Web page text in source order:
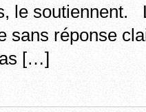
le soutiennent.
sans réponse
[…]